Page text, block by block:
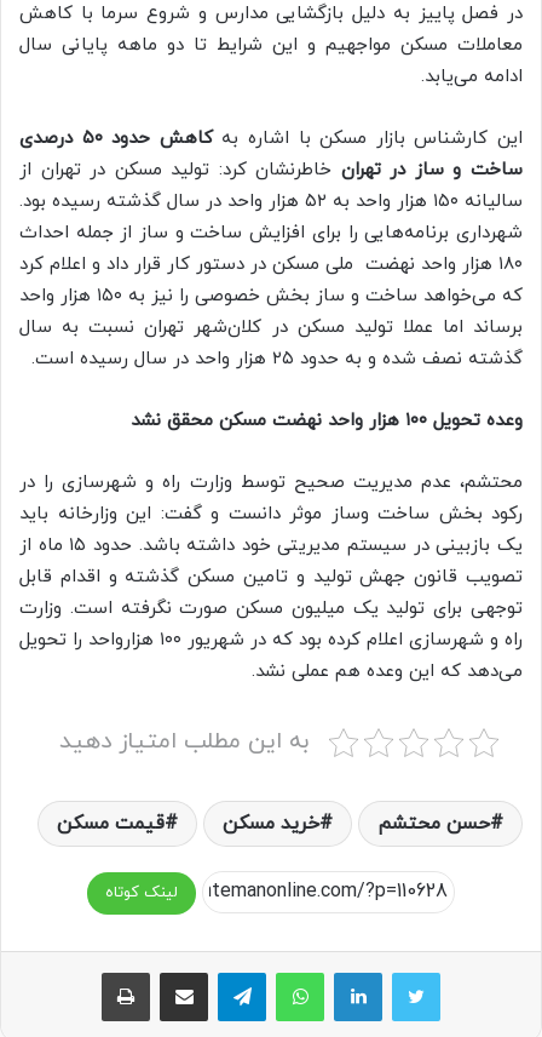
در فصل پاییز به دلیل بازگشایی مدارس و شروع سرما با کاهش
معاملات مسکن مواجهیم و این شرایط تا دو ماهه پایانی سال
ادامه می‌یابد.
این کارشناس بازار مسکن با اشاره به
کاهش حدود ۵۰ درصدی
ساخت و ساز در تهران خاطرنشان کرد: تولید مسکن در تهران از
سالیانه ۱۵۰ هزار واحد به ۵۲ هزار واحد در سال گذشته رسیده بود.
شهرداری برنامه‌هایی را برای افزایش ساخت و ساز از جمله احداث
۱۸۰ هزار واحد نهضت ملی مسکن در دستور کار قرار داد و اعلام کرد
که می‌خواهد ساخت و ساز بخش خصوصی را نیز به ۱۵۰ هزار واحد
برساند اما عملا تولید مسکن در کلان‌شهر تهران نسبت به سال
گذشته نصف شده و به حدود ۲۵ هزار واحد در سال رسیده است.
وعده تحویل ۱۰۰ هزار واحد نهضت مسکن محقق نشد
محتشم، عدم مدیریت صحیح توسط وزارت راه و شهرسازی را در
رکود بخش ساخت وساز موثر دانست و گفت: این وزارخانه باید
یک بازبینی در سیستم مدیریتی خود داشته باشد. حدود ۱۵ ماه از
تصویب قانون جهش تولید و تامین مسکن گذشته و اقدام قابل
توجهی برای تولید یک میلیون مسکن صورت نگرفته است. وزارت
راه و شهرسازی اعلام کرده بود که در شهریور ۱۰۰ هزارواحد را تحویل
می‌دهد که این وعده هم عملی نشد.
به این مطلب امتیاز دهید
حسن محتشم خرید مسکن قیمت مسکن
لینک کوتاه
واتس آپ تلگرام اشتراک گذاری از طریق ایمیل چاپ